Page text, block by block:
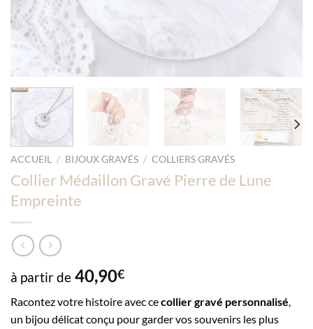
ACCUEIL / BIJOUX GRAVÉS / COLLIERS GRAVÉS
Collier Médaillon Gravé Pierre de Lune
Empreinte
à partir de 40,90€
Racontez votre histoire avec cecollier gravé personnalisé,
un bijou délicat conçu pour garder vos souvenirs les plus